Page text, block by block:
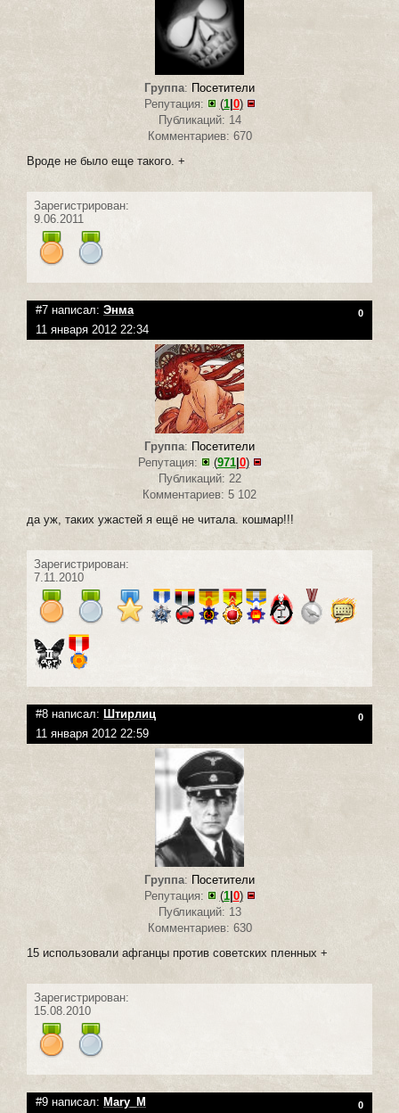
Группа: Посетители
Репутация:
(1| 0)
Публикаций: 14
Комментариев: 670
Вроде не было еще такого. +
Зарегистрирован:
9.06.2011
#7 написал: Энма 0
11 января 2012 22:34
Группа: Посетители
Репутация:
(971| 0)
Публикаций: 22
Комментариев: 5 102
да уж, таких ужастей я ещё не читала. кошмар!!!
Зарегистрирован:
7.11.2010
#8 написал: Штирлиц 0
11 января 2012 22:59
Группа: Посетители
Репутация:
(1| 0)
Публикаций: 13
Комментариев: 630
15 использовали афганцы против советских пленных +
Зарегистрирован:
15.08.2010
#9 написал: Mary_M 0